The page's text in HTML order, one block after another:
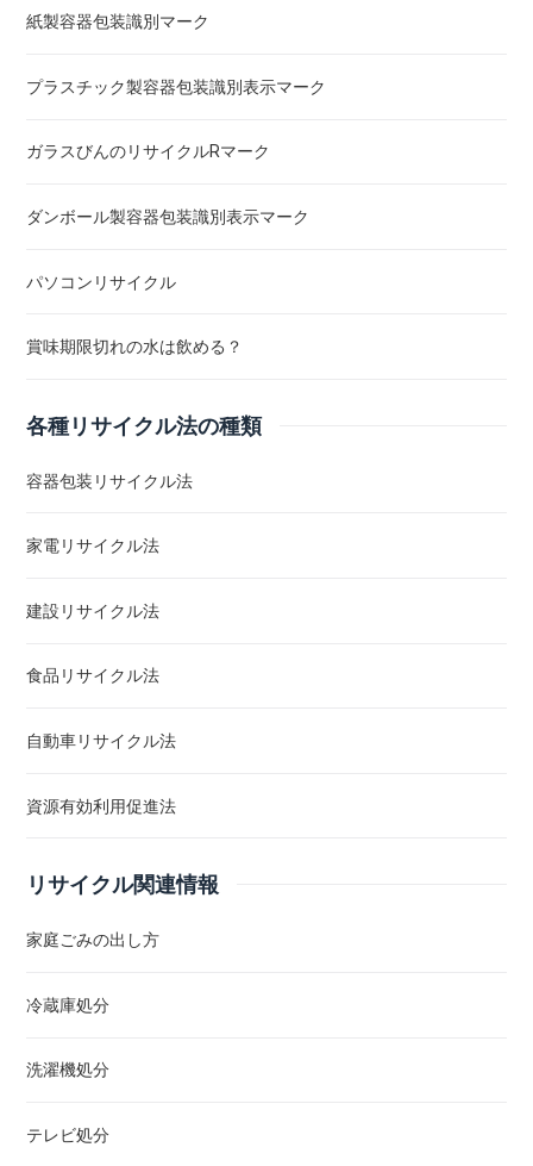
紙製容器包装識別マーク
プラスチック製容器包装識別表示マーク
ガラスびんのリサイクルRマーク
ダンボール製容器包装識別表示マーク
パソコンリサイクル
賞味期限切れの水は飲める？
各種リサイクル法の種類
容器包装リサイクル法
家電リサイクル法
建設リサイクル法
食品リサイクル法
自動車リサイクル法
資源有効利用促進法
リサイクル関連情報
家庭ごみの出し方
冷蔵庫処分
洗濯機処分
テレビ処分